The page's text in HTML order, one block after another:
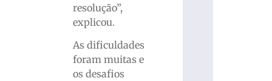
resolução”,
explicou.
As dificuldades
foram muitas e
os desafios